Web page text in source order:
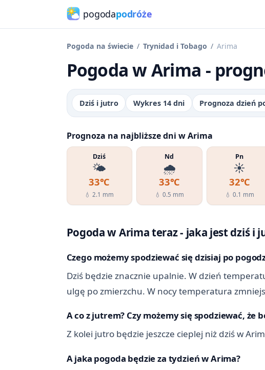
pogodapodróże
Pogoda na świecie Trynidad i Tobago Arima
Pogoda w Arima -
Dziś i jutro Wykres 14 dni Prognoza dzień
Prognoza na najbliższe dni w Arima
Dziś
🌤️
33℃
💧 2.1 mm
Nd
🌧️
33℃
💧 0.5 mm
Pn
☀️
32℃
💧 0.1 mm
Pogoda w Arima teraz - jaka jest dziś i
Czego możemy spodziewać się dzisiaj po
Dziś będzie znacznie upalnie. W dzień
ulgę po zmierzchu. W nocy temperatura
A co z jutrem? Czy możemy się spodziewać, że
Z kolei jutro będzie jeszcze cieplej niż dziś w
A jaka pogoda będzie za tydzień w Arima?